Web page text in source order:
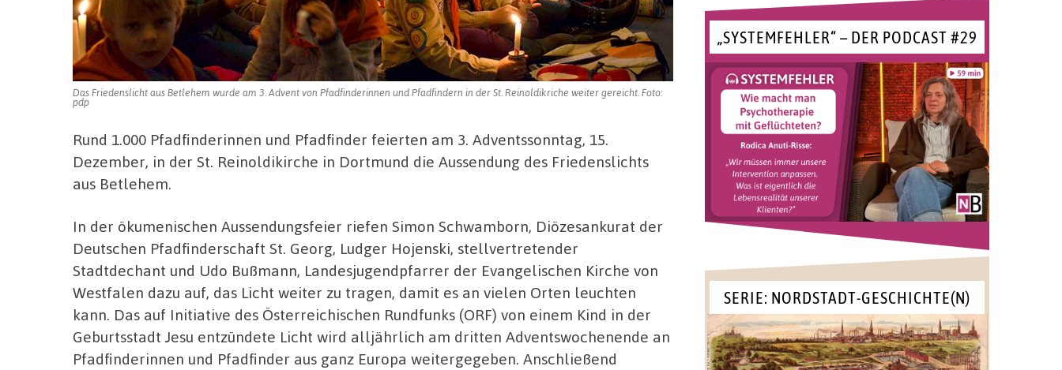
Das Friedenslicht aus Betlehem wurde am 3. Advent von Pfadfinderinnen und Pfadfindern in der St. Reinoldikriche weiter gereicht. Foto:
pdp
Rund 1.000 Pfadfinderinnen und Pfadfinder feierten am 3. Adventssonntag, 15.
Dezember, in der St. Reinoldikirche in Dortmund die Aussendung des Friedenslichts
aus Betlehem.
In der ökumenischen Aussendungsfeier riefen Simon Schwamborn, Diözesankurat der
Deutschen Pfadfinderschaft St. Georg, Ludger Hojenski, stellvertretender
Stadtdechant und Udo Bußmann, Landesjugendpfarrer der Evangelischen Kirche von
Westfalen dazu auf, das Licht weiter zu tragen, damit es an vielen Orten leuchten
kann. Das auf Initiative des Österreichischen Rundfunks (ORF) von einem Kind in der
Geburtsstadt Jesu entzündete Licht wird alljährlich am dritten Adventswochenende an
Pfadfinderinnen und Pfadfinder aus ganz Europa weitergegeben. Anschließend
„SYSTEMFEHLER“ – DER PODCAST #29
SERIE: NORDSTADT-GESCHICHTE(N)